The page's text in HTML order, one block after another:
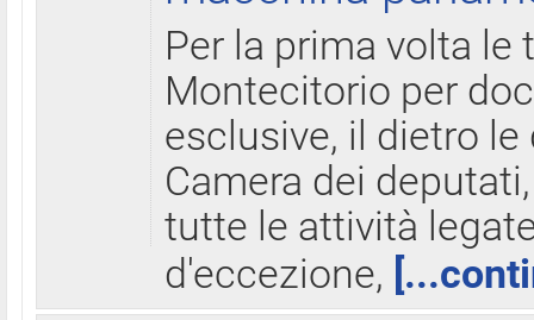
Per la prima volta le
Montecitorio per
esclusive, il dietro
Camera dei
tutte le attività
d'eccezione,